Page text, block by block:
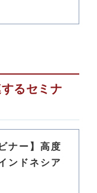
るセミナ
ナー】高度
ンドネシア